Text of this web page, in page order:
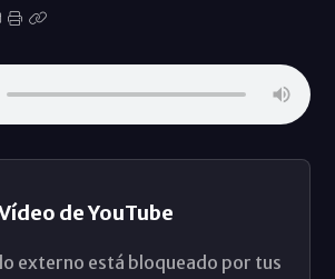
de YouTube
externo está bloqueado por tus